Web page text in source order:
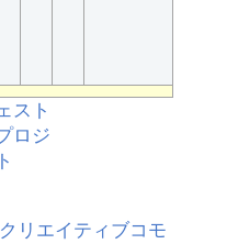
クリエイティブコモ